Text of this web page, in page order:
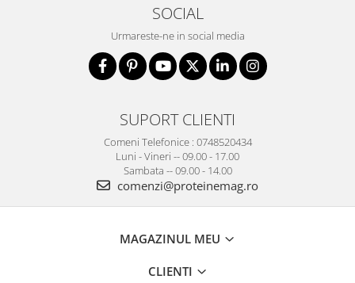
SOCIAL
Urmareste-ne in social media
SUPORT CLIENTI
Comeni Telefonice : 0748520434
Luni - Vineri -- 09.00 - 17.00
Sambata -- 09.00 - 14.00
comenzi@proteinemag.ro
MAGAZINUL MEU
CLIENTI